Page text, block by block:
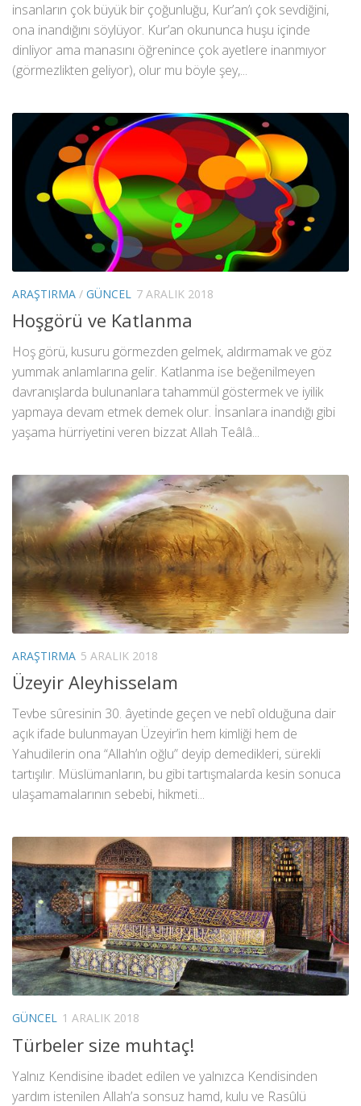
insanların çok büyük bir çoğunluğu, Kur’an’ı çok sevdiğini,
ona inandığını söylüyor. Kur’an okununca huşu içinde
dinliyor ama manasını öğrenince çok ayetlere inanmıyor
(görmezlikten geliyor), olur mu böyle şey,...
ARAŞTIRMA / GÜNCEL 7 ARALIK 2018
Hoşgörü ve Katlanma
Hoş görü, kusuru görmezden gelmek, aldırmamak ve göz
yummak anlamlarına gelir. Katlanma ise beğenilmeyen
davranışlarda bulunanlara tahammül göstermek ve iyilik
yapmaya devam etmek demek olur. İnsanlara inandığı gibi
yaşama hürriyetini veren bizzat Allah Teâlâ...
ARAŞTIRMA 5 ARALIK 2018
Üzeyir Aleyhisselam
Tevbe sûresinin 30. âyetinde geçen ve nebî olduğuna dair
açık ifade bulunmayan Üzeyir’in hem kimliği hem de
Yahudilerin ona “Allah’ın oğlu” deyip demedikleri, sürekli
tartışılır. Müslümanların, bu gibi tartışmalarda kesin sonuca
ulaşamamalarının sebebi, hikmeti...
GÜNCEL 1 ARALIK 2018
Türbeler size muhtaç!
Yalnız Kendisine ibadet edilen ve yalnızca Kendisinden
yardım istenilen Allah’a sonsuz hamd, kulu ve Rasûlü